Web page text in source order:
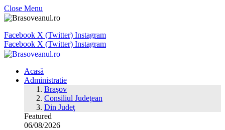
Close Menu
Facebook X (Twitter) Instagram
Facebook X (Twitter) Instagram
Acasă
Administratie
Braşov
Consiliul Judeţean
Din Judeţ
Featured
06/08/2026